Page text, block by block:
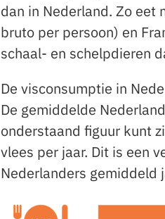
dan in Nederland. Zo eet
bruto per persoon) en
schaal- en schelpdieren
De visconsumptie in
De gemiddelde
onderstaand figuur kunt
vlees per jaar. Dit is een
Nederlanders gemiddeld